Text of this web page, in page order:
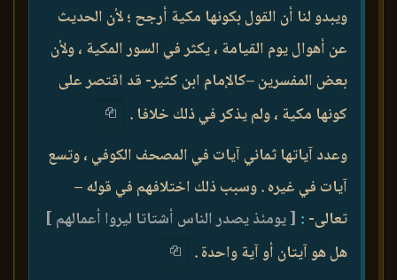
ويبدو لنا أن القول بكونها مكية أرجح ؛ لأن الحديث
عن أهوال يوم القيامة ، يكثر في السور المكية ، ولأن
بعض المفسرين –كالإمام ابن كثير- قد اقتصر على
كونها مكية ، ولم يذكر في ذلك خلافا .
وعدد آياتها ثماني آيات في المصحف الكوفي ، وتسع
آيات في غيره . وسبب ذلك اختلافهم في قوله –
تعالى- : [ يومئذ يصدر الناس أشتاتا ليروا أعمالهم ]
هل هو آيتان أو آية واحدة .